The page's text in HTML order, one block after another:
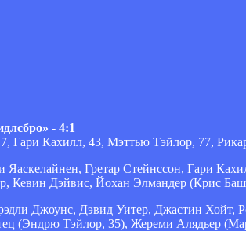
- 4:1
Гари Кахилл, 43, Мэттью Тэйлор, 77,
Яаскелайнен, Гретар Стейнссон, Гари
Кевин Дэйвис, Йохан Элмандер (Крис
Джоунс, Дэвид Уитер, Джастин
(Эндрю Тэйлор, 35), Жереми Алядьер